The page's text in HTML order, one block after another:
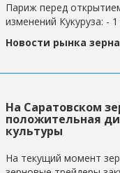
Париж перед
изменений Кукуруза: -
Новости рынка зерна
На Саратовском
положительная
культуры
На текущий момент